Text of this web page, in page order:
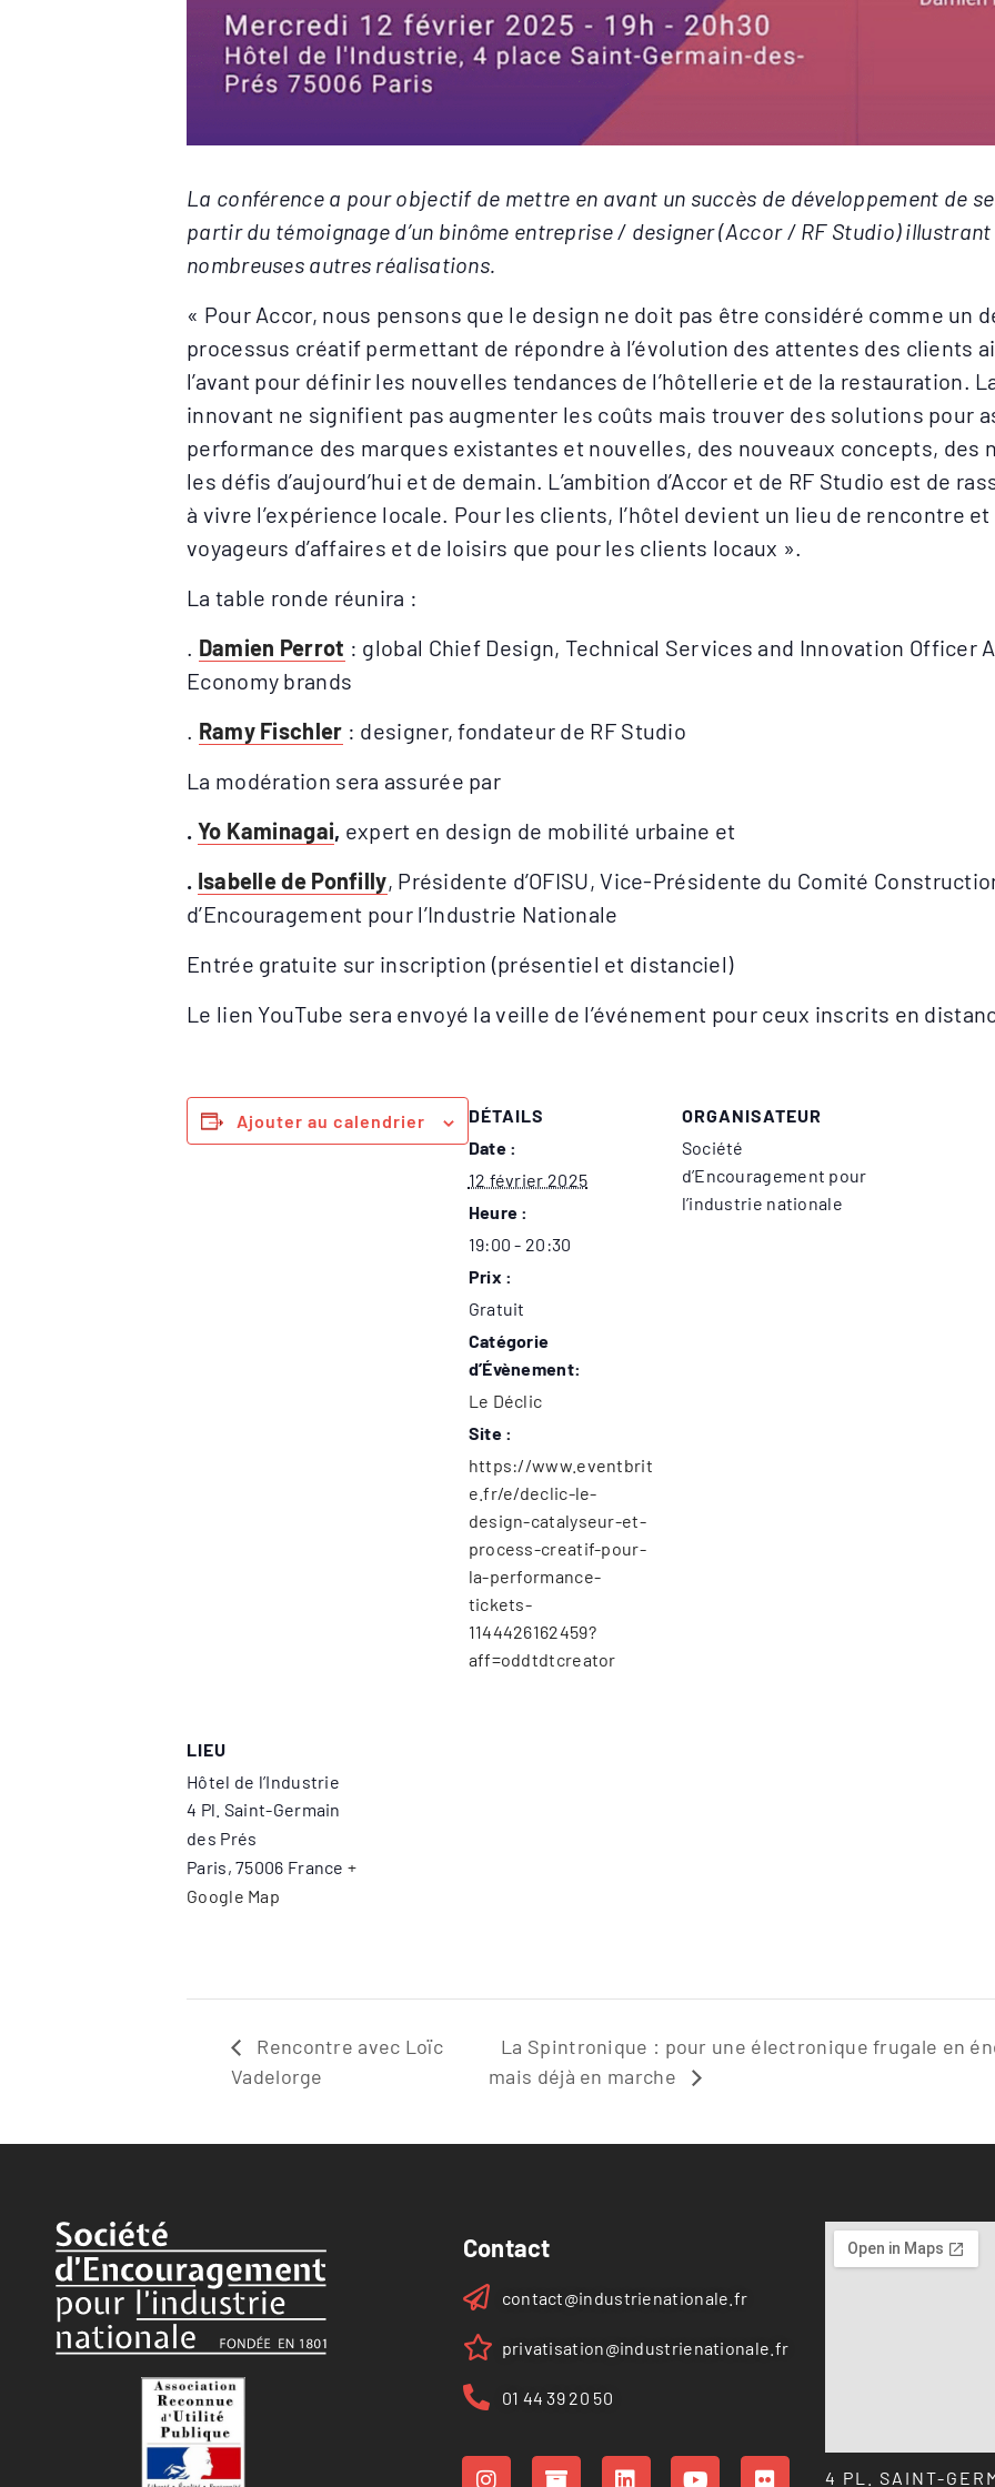
La conférence a pour objectif de mettre en avant un succès de développement de
partir du témoignage d’un binôme entreprise / designer (Accor / RF Studio)
nombreuses autres réalisations.
« Pour Accor, nous pensons que le design ne doit pas être considéré comme un
processus créatif permettant de répondre à l’évolution des attentes des clients
l’avant pour définir les nouvelles tendances de l’hôtellerie et de la restauration.
innovant ne signifient pas augmenter les coûts mais trouver des solutions pour
performance des marques existantes et nouvelles, des nouveaux concepts, des
les défis d’aujourd’hui et de demain. L’ambition d’Accor et de RF Studio est de
à vivre l’expérience locale. Pour les clients, l’hôtel devient un lieu de rencontre et
voyageurs d’affaires et de loisirs que pour les clients locaux ».
La table ronde réunira :
Damien Perrot : global Chief Design, Technical Services and Innovation Officer
Economy brands
Ramy Fischler : designer, fondateur de RF Studio
La modération sera assurée par
. Yo Kaminagai, expert en design de mobilité urbaine et
. Isabelle de Ponfilly, Présidente d’OFISU, Vice-Présidente du Comité
d’Encouragement pour l’Industrie Nationale
Entrée gratuite sur inscription (présentiel et distanciel)
Le lien YouTube sera envoyé la veille de l’événement pour ceux inscrits en
Ajouter au calendrier
DÉTAILS
Date :
12 février 2025
Heure :
19:00 - 20:30
Prix :
Gratuit
Catégorie
d’Évènement:
Le Déclic
Site :
https://www.eventbrit
e.fr/e/declic-le-
design-catalyseur-et-
process-creatif-pour-
la-performance-
tickets-
1144426162459?
aff=oddtdtcreator
ORGANISATEUR
Société
d’Encouragement pour
l’industrie nationale
LIEU
Hôtel de l’Industrie
4 Pl. Saint-Germain
des Prés
Paris, 75006 France +
Google Map
Rencontre avec Loïc
Vadelorge
La Spintronique : pour une électronique frugale en
mais déjà en marche
Contact
contact@industrienationale.fr
privatisation@industrienationale.fr
01 44 39 20 50
4 PL. SAINT-